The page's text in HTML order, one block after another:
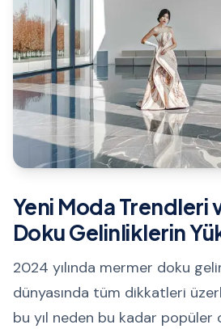
Yeni Moda Trendleri
Doku Gelinliklerin
2024 yılında mermer doku
dünyasında tüm dikkatleri
bu yıl neden bu kadar popüler